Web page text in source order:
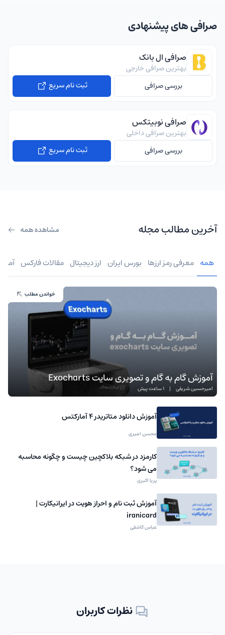
صرافی های پیشنهادی
صرافی ال بانک
بهترین صرافی خارجی
بررسی صرافی
ثبت نام سریع
صرافی نوبیتکس
بهترین صرافی داخلی
بررسی صرافی
ثبت نام سریع
آخرین مطالب مجله مشاهده همه
همه معرفی رمز ارزها بورس ایران ارز دیجیتال مقالات فارکس
آموزش گام به گام و تصویری سایت Exocharts
امیرحسین شریفی | 1 ساعت پیش
خواندن مطلب
آموزش دانلود متاتریدر 4 آمارکتس
محسن امیری
کارمزد در شبکه بلاکچین چیست و چگونه محاسبه
می شود؟
پریا اکبری
آموزش ثبت نام و احراز هویت در ایرانیکارت |
iranicard
عباس کاشفی
نظرات کاربران